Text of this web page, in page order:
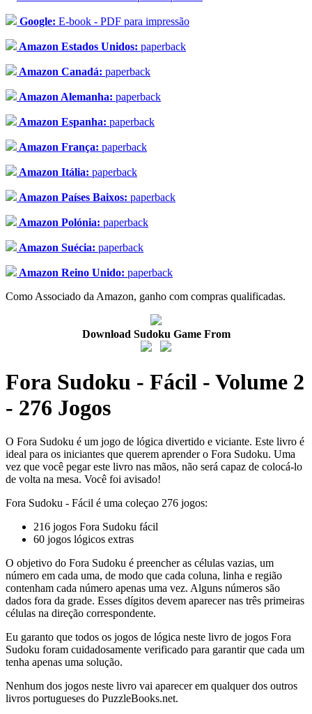
Google: E-book - PDF para impressão
Amazon Estados Unidos: paperback
Amazon Canadá: paperback
Amazon Alemanha: paperback
Amazon Espanha: paperback
Amazon França: paperback
Amazon Itália: paperback
Amazon Países Baixos: paperback
Amazon Polónia: paperback
Amazon Suécia: paperback
Amazon Reino Unido: paperback
Como Associado da Amazon, ganho com compras qualificadas.
Download Sudoku Game From
Fora Sudoku - Fácil - Volume 2
- 276 Jogos
O Fora Sudoku é um jogo de lógica divertido e viciante. Este livro é
ideal para os iniciantes que querem aprender o Fora Sudoku. Uma
vez que você pegar este livro nas mãos, não será capaz de colocá-lo
de volta na mesa. Você foi avisado!
Fora Sudoku - Fácil é uma coleçao 276 jogos:
216 jogos Fora Sudoku fácil
60 jogos lógicos extras
O objetivo do Fora Sudoku é preencher as células vazias, um
número em cada uma, de modo que cada coluna, linha e região
contenham cada número apenas uma vez. Alguns números são
dados fora da grade. Esses dígitos devem aparecer nas três primeiras
células na direção correspondente.
Eu garanto que todos os jogos de lógica neste livro de jogos Fora
Sudoku foram cuidadosamente verificado para garantir que cada um
tenha apenas uma solução.
Nenhum dos jogos neste livro vai aparecer em qualquer dos outros
livros portugueses do PuzzleBooks.net.